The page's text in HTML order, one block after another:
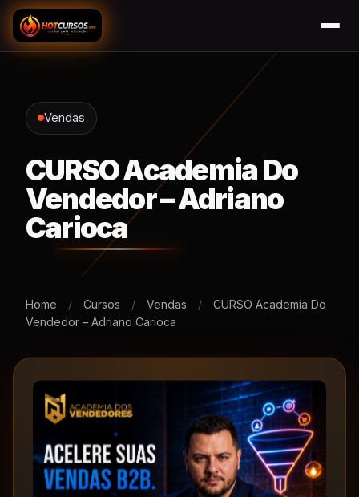
Vendas
CURSO Academia Do
Vendedor – Adriano
Carioca
Home / Cursos / Vendas /
CURSO Academia Do
Vendedor – Adriano Carioca